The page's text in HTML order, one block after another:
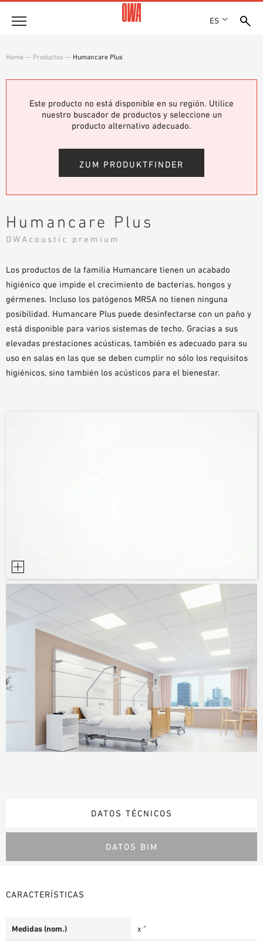
ES
EMPLAZAMIENTOS
Productos
RESUMEN DE PRODUCTOS
BÚSQUEDA GUIADA
Soluciones
ÁREAS DE UTILIZACIÓN
TEXTOS SOBRE LICITACIONES PÚBLICAS
DESCARGAS
AYUDAS DE PLANIFICACIÓN
VÍDEOS
PEDIDO DE MUESTRAS
Home — Productos — Humancare Plus
Este producto no está disponible en su región. Utilice
nuestro buscador de productos y seleccione un
producto alternativo adecuado.
ZUM PRODUKTFINDER
Humancare Plus
OWAcoustic premium
Los productos de la familia Humancare tienen un acabado
higiénico que impide el crecimiento de bacterias, hongos y
gérmenes. Incluso los patógenos MRSA no tienen ninguna
posibilidad. Humancare Plus puede desinfectarse con un paño y
está disponible para varios sistemas de techo. Gracias a sus
elevadas prestaciones acústicas, también es adecuado para su
uso en salas en las que se deben cumplir no sólo los requisitos
higiénicos, sino también los acústicos para el bienestar.
DATOS TÉCNICOS
DATOS BIM
CARACTERÍSTICAS
Medidas (nom.) x "